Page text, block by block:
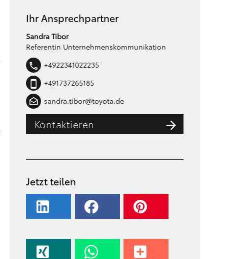
Ihr Ansprechpartner
Sandra Tibor
Referentin Unternehmenskommunikation
+4922341022235
+491737265185
sandra.tibor@toyota.de
Kontaktieren
Jetzt teilen